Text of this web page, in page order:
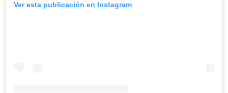
Ver esta publicación en Instagram